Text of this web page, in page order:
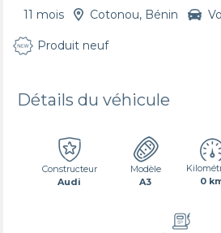
11 mois Cotonou, Bénin
Produit neuf
Détails du véhicule
Constructeur
Audi
Modèle
A3
0